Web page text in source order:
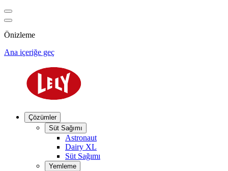
Önizleme
Ana içeriğe geç
Çözümler
Süt Sağımı
Astronaut
Dairy XL
Süt Sağımı
Yemleme